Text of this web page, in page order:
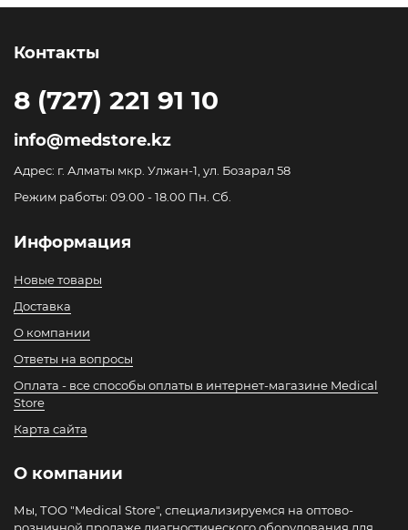
Контакты
8 (727) 221 91 10
info@medstore.kz
Адрес: г. Алматы мкр. Улжан-1, ул. Бозарал 58
Режим работы: 09.00 - 18.00 Пн. Сб.
Информация
Новые товары
Доставка
О компании
Ответы на вопросы
Оплата - все способы оплаты в интернет-магазине Medical
Store
Карта сайта
О компании
Мы, ТОО "Medical Store", специализируемся на оптово-